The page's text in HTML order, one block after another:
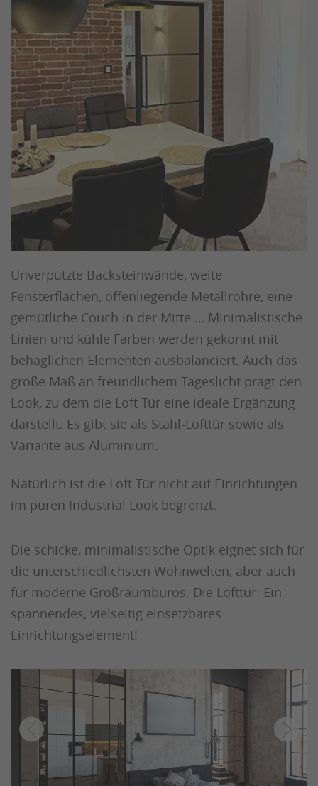
Unverputzte Backsteinwände, weite
Fensterflächen, offenliegende Metallrohre, eine
gemütliche Couch in der Mitte … Minimalistische
Linien und kühle Farben werden gekonnt mit
behaglichen Elementen ausbalanciert. Auch das
große Maß an freundlichem Tageslicht prägt den
Look, zu dem die Loft Tür eine ideale Ergänzung
darstellt. Es gibt sie als Stahl-Lofttür sowie als
Variante aus Aluminium.
Natürlich ist die Loft Tür nicht auf Einrichtungen
im puren Industrial Look begrenzt.
Die schicke, minimalistische Optik eignet sich für
die unterschiedlichsten Wohnwelten, aber auch
für moderne Großraumbüros. Die Lofttür: Ein
spannendes, vielseitig einsetzbares
Einrichtungselement!